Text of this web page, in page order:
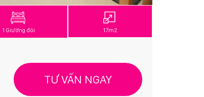
1 Giường đôi 17m2
TƯ VẤN NGAY